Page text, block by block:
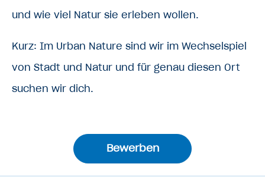
und wie viel Natur sie erleben wollen.
Kurz: Im Urban Nature sind wir im Wechselspiel
von Stadt und Natur und für genau diesen Ort
suchen wir dich.
Bewerben